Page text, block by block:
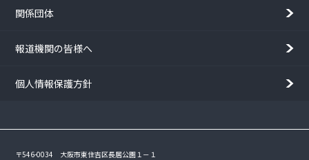
関係団体
報道機関の皆様へ
個人情報保護方針
〒546-0034 大阪市東住吉区長居公園１－１